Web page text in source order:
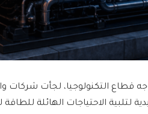
قطاع التكنولوجيا، لجأت شركات
لتلبية الاحتياجات الهائلة للطاقة